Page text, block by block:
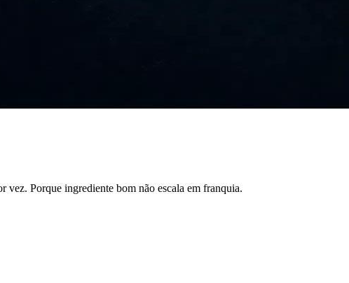
vez. Porque ingrediente bom não escala em franquia.